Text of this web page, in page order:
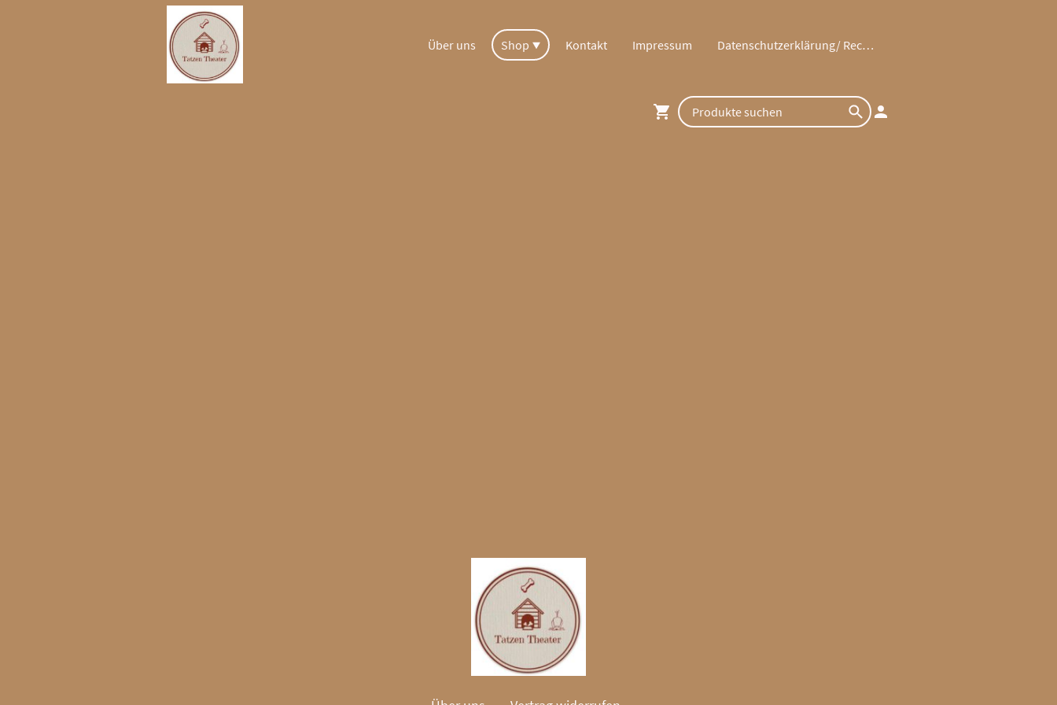
Über uns Shop Kontakt Impressum Datenschutzerklärung/ Rechtliches